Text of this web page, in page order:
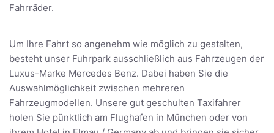
Fahrräder.
Um Ihre Fahrt so angenehm wie möglich zu gestalten,
besteht unser Fuhrpark ausschließlich aus Fahrzeugen der
Luxus-Marke Mercedes Benz. Dabei haben Sie die
Auswahlmöglichkeit zwischen mehreren
Fahrzeugmodellen. Unsere gut geschulten Taxifahrer
holen Sie pünktlich am Flughafen in München oder von